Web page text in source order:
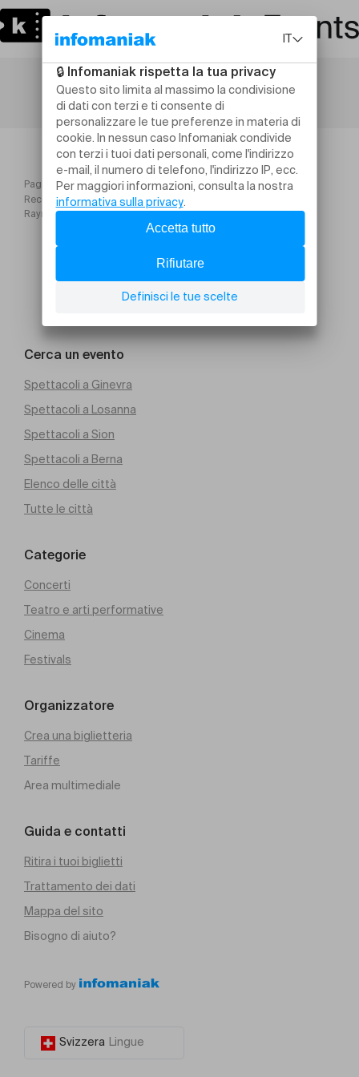
Pagina iniziale
Recluses fest#9 Pass 1 jour : Les Wampas + Dirty Old Mat+La
Raymonde+La Java Noire
Cerca un evento
Spettacoli a Ginevra
Spettacoli a Losanna
Spettacoli a Sion
Spettacoli a Berna
Elenco delle città
Tutte le città
Categorie
Concerti
Teatro e arti performative
Cinema
Festivals
Organizzatore
Crea una biglietteria
Tariffe
Area multimediale
Guida e contatti
Ritira i tuoi biglietti
Trattamento dei dati
Mappa del sito
Bisogno di aiuto?
Powered by
Svizzera Lingue